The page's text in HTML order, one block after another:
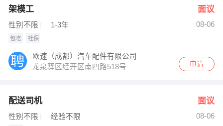
架模工 面议
性别不限 1-3年 08-06
包吃 社保
欧速（成都）汽车配件有限公司
龙泉驿区经开区南四路518号
申请
配送司机 面议
性别不限 经验不限 08-06